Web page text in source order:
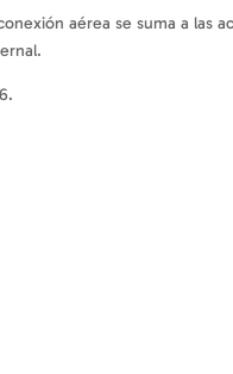
aérea se suma a las